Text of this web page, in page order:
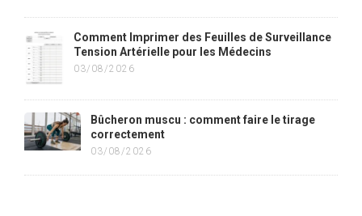
Comment Imprimer des Feuilles de Surveillance
Tension Artérielle pour les Médecins
03/08/2026
Bûcheron muscu : comment faire le tirage
correctement
03/08/2026